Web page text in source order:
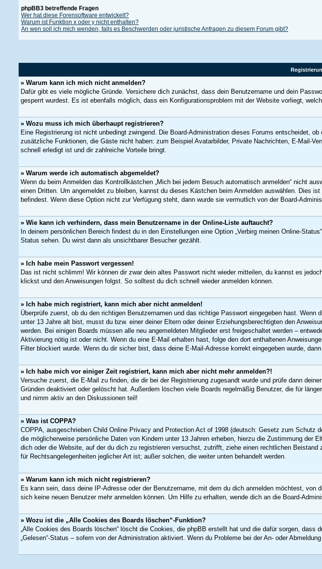
phpBB3 betreffende Fragen
Wer hat diese Forensoftware entwickelt?
Warum ist Funktion x oder y nicht enthalten?
An wen soll ich mich wenden, falls es Beschwerden oder juristische Anfragen zu diesem Forum gibt?
» Warum kann ich mich nicht anmelden?
Dafür gibt es viele mögliche Gründe. Versichere dich zunächst, dass dein Benutzername und dein
gesperrt wurdest. Es ist ebenfalls möglich, dass ein Konfigurationsproblem mit der Website vorliegt,
» Wozu muss ich mich überhaupt registrieren?
Eine Registrierung ist nicht unbedingt zwingend. Die Board-Administration dieses Forums entscheidet,
zusätzliche Funktionen, die Gäste nicht haben: zum Beispiel Avatarbilder, Private Nachrichten, E-Mail-
schnell erledigt ist und dir zahlreiche Vorteile bringt.
» Warum werde ich automatisch abgemeldet?
Wenn du beim Anmelden das Kontrollkästchen „Mich bei jedem Besuch automatisch anmelden“ nicht
einen Dritten. Um angemeldet zu bleiben, kannst du dieses Kästchen beim Anmelden auswählen. Dies
befindest. Wenn diese Option nicht zur Verfügung steht, dann wurde sie vermutlich von der Board-
» Wie kann ich verhindern, dass mein Benutzername in der Online-Liste auftaucht?
In deinem persönlichen Bereich findest du in den Einstellungen eine Option „Verbirg meinen Online-
Status sehen. Du wirst dann als unsichtbarer Besucher gezählt.
» Ich habe mein Passwort vergessen!
Das ist nicht schlimm! Wir können dir zwar dein altes Passwort nicht wieder mitteilen, du kannst es
klickst und den Anweisungen folgst. So solltest du dich schnell wieder anmelden können.
» Ich habe mich registriert, kann mich aber nicht anmelden!
Überprüfe zuerst, ob du den richtigen Benutzernamen und das richtige Passwort eingegeben hast.
unter 13 Jahre alt bist, musst du bzw. einer deiner Eltern oder deiner Erziehungsberechtigten den
werden. Bei einigen Boards müssen alle neu angemeldeten Mitglieder erst freigeschaltet werden –
Aktivierung nötig ist oder nicht. Wenn du eine E-Mail erhalten hast, folge den dort enthaltenen
Filter blockiert wurde. Wenn du dir sicher bist, dass deine E-Mail-Adresse korrekt eingegeben wurde,
» Ich habe mich vor einiger Zeit registriert, kann mich aber nicht mehr anmelden?!
Versuche zuerst, die E-Mail zu finden, die dir bei der Registrierung zugesandt wurde und prüfe dann
Gründen deaktiviert oder gelöscht hat. Außerdem löschen viele Boards regelmäßig Benutzer, die für
und nimm aktiv an den Diskussionen teil!
» Was ist COPPA?
COPPA, ausgeschrieben Child Online Privacy and Protection Act of 1998 (deutsch: Gesetz zum
die möglicherweise persönliche Daten von Kindern unter 13 Jahren erheben, hierzu die Zustimmung
dich oder die Website, auf der du dich zu registrieren versuchst, zutrifft, ziehe einen rechtlichen
für Rechtsangelegenheiten jeglicher Art ist; außer solchen, die weiter unten behandelt werden.
» Warum kann ich mich nicht registrieren?
Es kann sein, dass deine IP-Adresse oder der Benutzername, mit dem du dich anmelden möchtest,
sich keine neuen Benutzer mehr anmelden können. Um Hilfe zu erhalten, wende dich an die Board-
» Wozu ist die „Alle Cookies des Boards löschen“-Funktion?
„Alle Cookies des Boards löschen“ löscht die Cookies, die phpBB erstellt hat und die dafür sorgen,
„Gelesen“-Status – sofern von der Administration aktiviert. Wenn du Probleme bei der An- oder